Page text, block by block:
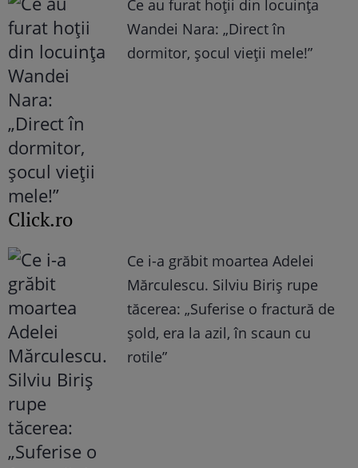
Ce au furat hoții din locuința
Wandei Nara: „Direct în
dormitor, șocul vieții mele!”
Click.ro
Ce i-a grăbit moartea Adelei
Mărculescu. Silviu Biriș rupe
tăcerea: „Suferise o fractură de
șold, era la azil, în scaun cu
rotile”